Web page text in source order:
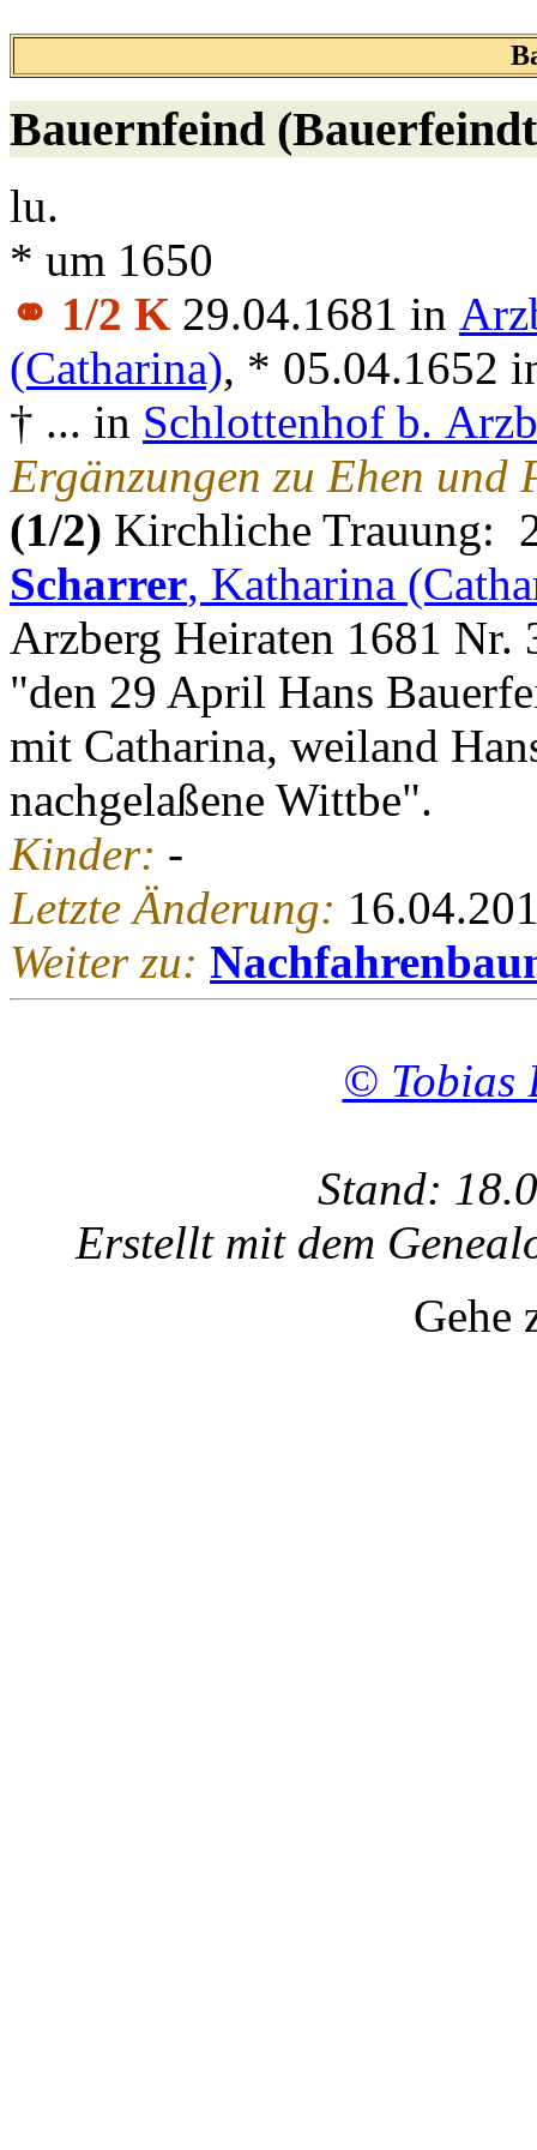
Bauernfeind
lu.
* um 1650
⚭ 1/2 K 29.04.1681 in
(Catharina), * 05.04.1652
† ... in Schlottenhof b.
Ergänzungen zu Ehen und
(1/2) Kirchliche Trauung:
Scharrer, Katharina
Arzberg Heiraten 1681 Nr.
"den 29 April Hans
mit Catharina, weiland
nachgelaßene Wittbe".
Kinder: -
Letzte Änderung:
Weiter zu:
© Tobias
Stand:
Erstellt mit dem
Gehe